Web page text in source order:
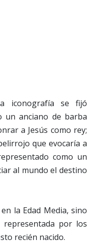
iconografía se fijó
un anciano de barba
a Jesús como rey;
que evocaría a
como un
al mundo el destino
la Edad Media, sino
representada por los
recién nacido.